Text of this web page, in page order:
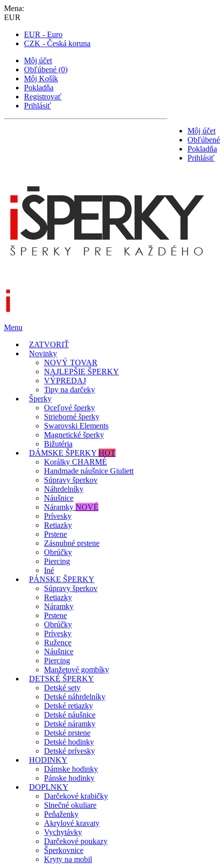
Mena:
EUR
EUR - Euro
CZK - Česká koruna
Môj účet
Obľúbené (0)
Môj Košík
Pokladňa
Registrovať
Prihlásiť
Môj účet
Obľúbené
Pokladňa
Prihlásiť
Menu
ZATVORIŤ
Novinky
NOVÝ TOVAR
NAJLEPŠIE ŠPERKY
VÝPREDAJ
Tipy na darčeky
Šperky
Oceľové šperky
Strieborné šperky
Swarovski Elements
Magnetické šperky
Bižutéria
DÁMSKE ŠPERKY HOT
Korálky CHARMÉ
Handmade náušnice Giuliett
Súpravy šperkov
Náhrdelníky
Náušnice
Náramky NOVÉ
Prívesky
Retiazky
Prstene
Zásnubné prstene
Obrúčky
Piercing
Iné
PÁNSKE ŠPERKY
Súpravy šperkov
Retiazky
Náramky
Prstene
Obrúčky
Prívesky
Ružence
Náušnice
Piercing
Manžetové gombíky
DETSKÉ ŠPERKY
Detské sety
Detské náhrdelníky
Detské retiazky
Detské náušnice
Detské náramky
Detské prstene
Detské hodinky
Detské prívesky
HODINKY
Dámske hodinky
Pánske hodinky
DOPLNKY
Darčekové krabičky
Slnečné okuliare
Peňaženky
Akrylové kravaty
Vychytávky
Darčekové poukazy
Šperkovnice
Kryty na mobil